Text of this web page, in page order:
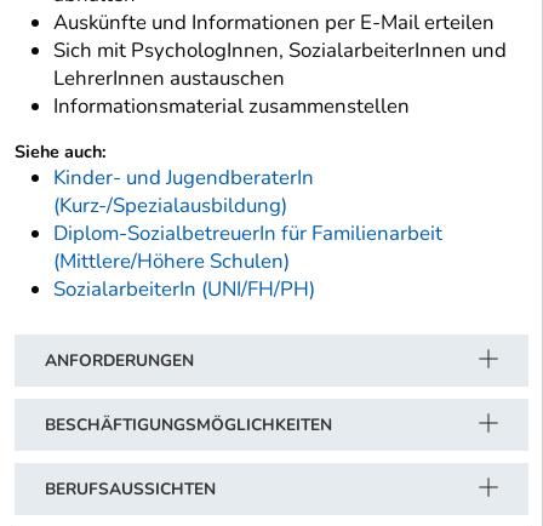
Auskünfte und Informationen per E-Mail erteilen
Sich mit PsychologInnen, SozialarbeiterInnen und
LehrerInnen austauschen
Informationsmaterial zusammenstellen
Siehe auch:
Kinder- und JugendberaterIn
(Kurz-/Spezialausbildung)
Diplom-SozialbetreuerIn für Familienarbeit
(Mittlere/Höhere Schulen)
SozialarbeiterIn (UNI/FH/PH)
ANFORDERUNGEN
BESCHÄFTIGUNGSMÖGLICHKEITEN
BERUFSAUSSICHTEN